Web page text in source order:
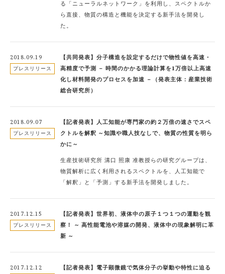
る「ニューラルネットワーク」を利用し、スペクトルか
ら直接、物質の構造と機能を決定する新手法を開発し
た。
2018.09.19
プレスリリース
【共同発表】分子構造を設定するだけで物性値を高速・
高精度で予測 － 時間のかかる理論計算を1万倍以上高速
化し材料開発のプロセスを加速 －（発表主体：産業技術
総合研究所）
2018.09.07
プレスリリース
【記者発表】人工知能が専門家の約２万倍の速さでスペ
クトルを解釈 ～知識や職人技なしで、物質の性質を明ら
かに～
生産技術研究所 溝口 照康 准教授らの研究グループは、
物質解析に広く利用されるスペクトルを、人工知能で
「解釈」と「予測」する新手法を開発しました。
2017.12.15
プレスリリース
【記者発表】世界初、液体中の原子１つ１つの運動を観
察！ ～ 高性能電池や溶媒の開発、液体中の現象解明に革
新 ～
2017.12.12 【記者発表】電子顕微鏡で気体分子の挙動や特性に迫る